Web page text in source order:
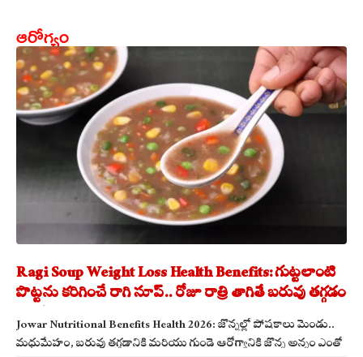
ఆరోగ్యం
Ragi Soup Weight Loss Health Benefits: గుట్టలాంటి
పొట్టను కరిగించే రాగి సూప్.. రోజూ రాత్రి తాగితే బరువు తగ్గడం
ఖాయం!
Jowar Nutritional Benefits Health 2026: జొన్నల్లో పోషకాలు మెండు..
మధుమేహం, బరువు తగ్గడానికి మరియు గుండె ఆరోగ్యానికి జొన్న అన్నం ఎంతో